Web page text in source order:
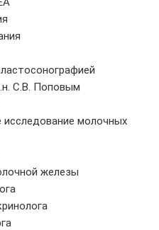
С.В. Поповым
исследование молочных
железы